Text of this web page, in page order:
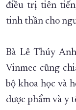
điều trị tiên
tinh thần cho
Bà Lê Thúy
Vinmec cũng
bộ khoa học và
dược phẩm và y